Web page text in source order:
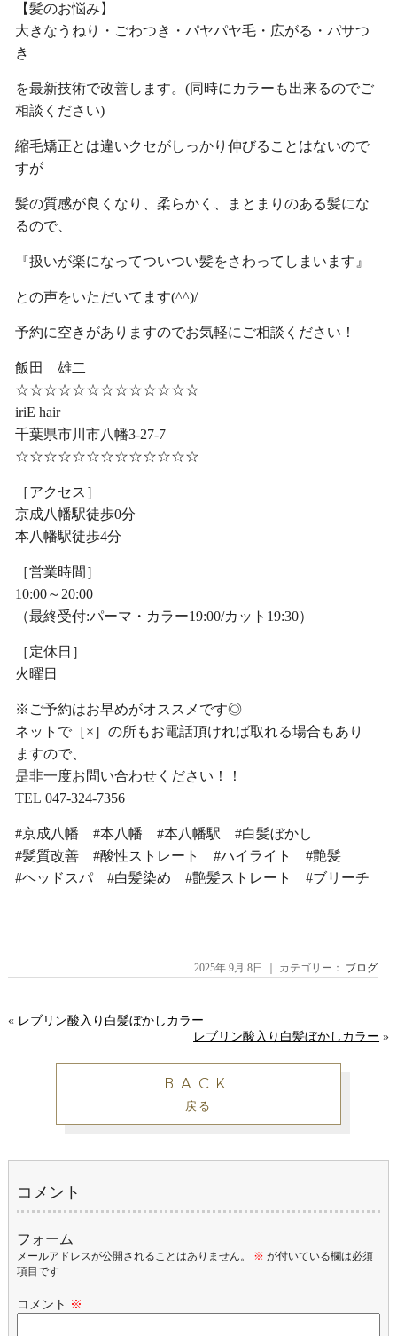
【髪のお悩み】
大きなうねり・ごわつき・パヤパヤ毛・広がる・パサつ
き
を最新技術で改善します。(同時にカラーも出来るのでご
相談ください)
縮毛矯正とは違いクセがしっかり伸びることはないので
すが
髪の質感が良くなり、柔らかく、まとまりのある髪にな
るので、
『扱いが楽になってついつい髪をさわってしまいます』
との声をいただいてます(^^)/
予約に空きがありますのでお気軽にご相談ください！
飯田 雄二
☆☆☆☆☆☆☆☆☆☆☆☆☆
iriE hair
千葉県市川市八幡3-27-7
☆☆☆☆☆☆☆☆☆☆☆☆☆
［アクセス］
京成八幡駅徒歩0分
本八幡駅徒歩4分
［営業時間］
10:00～20:00
（最終受付:パーマ・カラー19:00/カット19:30）
［定休日］
火曜日
※ご予約はお早めがオススメです◎
ネットで［×］の所もお電話頂ければ取れる場合もあり
ますので、
是非一度お問い合わせください！！
TEL 047-324-7356
#京成八幡 #本八幡 #本八幡駅 #白髪ぼかし
#髪質改善 #酸性ストレート #ハイライト #艶髪
#ヘッドスパ #白髪染め #艶髪ストレート #ブリーチ
2025年 9月 8日 ｜ カテゴリー： ブログ
« レブリン酸入り白髪ぼかしカラー
レブリン酸入り白髪ぼかしカラー »
BACK
戻る
コメント
フォーム
メールアドレスが公開されることはありません。 ※ が付いている欄は必須
項目です
コメント ※